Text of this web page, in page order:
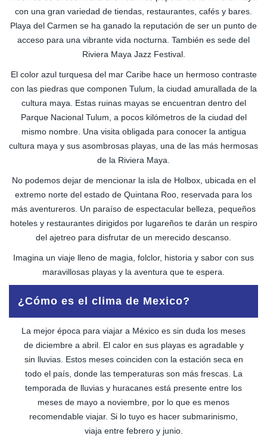
con una gran variedad de tiendas, restaurantes, cafés y bares.
Playa del Carmen se ha ganado la reputación de ser un punto de
acceso para una vibrante vida nocturna. También es sede del
Riviera Maya Jazz Festival.
El color azul turquesa del mar Caribe hace un hermoso contraste
con las piedras que componen Tulum, la ciudad amurallada de la
cultura maya. Estas ruinas mayas se encuentran dentro del
Parque Nacional Tulum, a pocos kilómetros de la ciudad del
mismo nombre. Una visita obligada para conocer la antigua
cultura maya y sus asombrosas playas, una de las más hermosas
de la Riviera Maya.
No podemos dejar de mencionar la isla de Holbox, ubicada en el
extremo norte del estado de Quintana Roo, reservada para los
más aventureros. Un paraíso de espectacular belleza, pequeños
hoteles y restaurantes dirigidos por lugareños te darán un respiro
del ajetreo para disfrutar de un merecido descanso.
Imagina un viaje lleno de magia, folclor, historia y sabor con sus
maravillosas playas y la aventura que te espera.
¿Cómo es el clima de Mexico?
La mejor época para viajar a México es sin duda los meses
de diciembre a abril. El calor en sus playas es agradable y
sin lluvias. Estos meses coinciden con la estación seca en
todo el país, donde las temperaturas son más frescas. La
temporada de lluvias y huracanes está presente entre los
meses de mayo a noviembre, por lo que es menos
recomendable viajar. Si lo tuyo es hacer submarinismo,
viaja entre febrero y junio.